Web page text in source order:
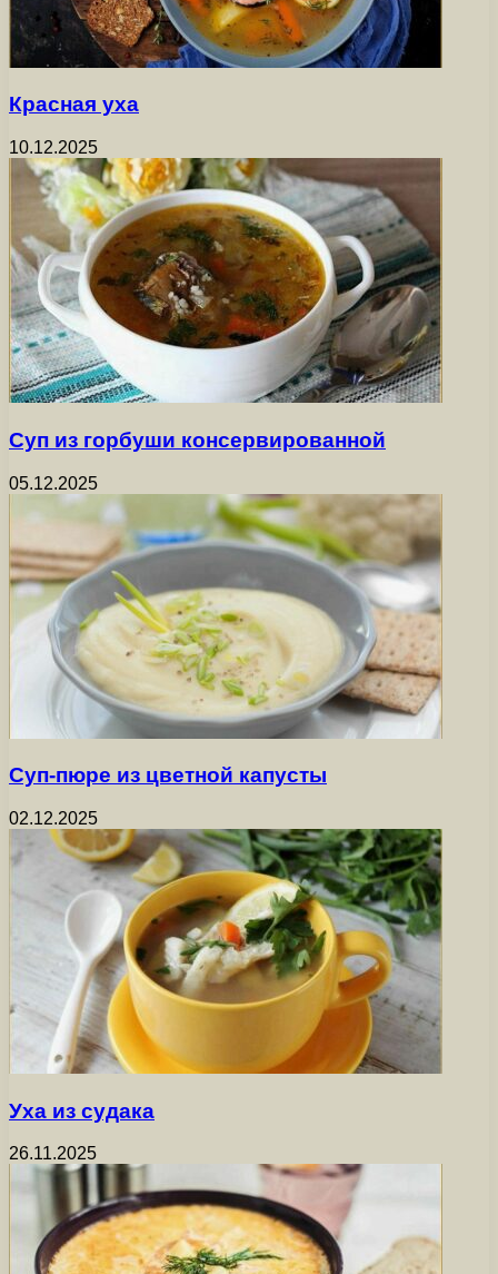
Красная уха
10.12.2025
Суп из горбуши консервированной
05.12.2025
Суп-пюре из цветной капусты
02.12.2025
Уха из судака
26.11.2025